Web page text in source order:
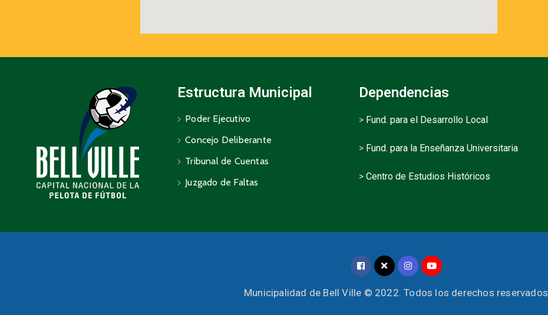
Estructura Municipal
Poder Ejecutivo
Concejo Deliberante
Tribunal de Cuentas
Juzgado de Faltas
Dependencias
> Fund. para el Desarrollo Local
> Fund. para la Enseñanza Universitaria
> Centro de Estudios Históricos
Municipalidad de Bell Ville © 2022. Todos los derechos reservados